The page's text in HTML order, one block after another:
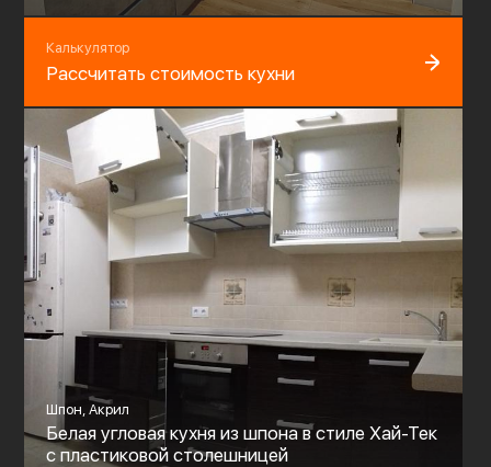
Калькулятор
Рассчитать стоимость кухни
Шпон, Акрил
Белая угловая кухня из шпона в стиле Хай-Тек
с пластиковой столешницей